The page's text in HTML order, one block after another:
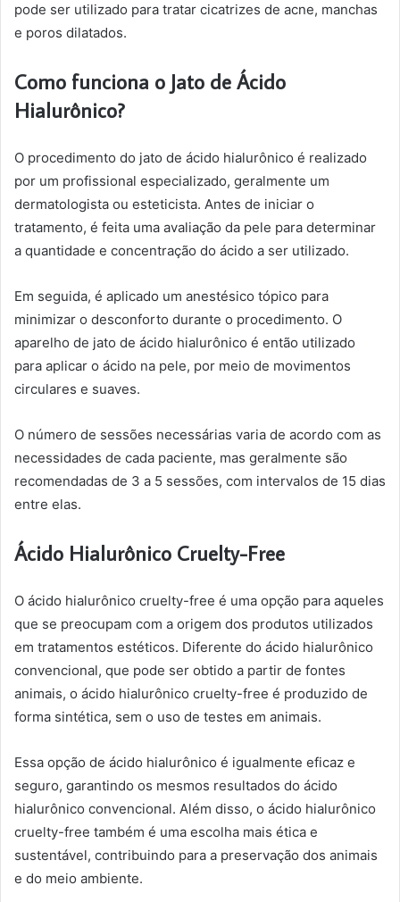
pode ser utilizado para tratar cicatrizes de acne, manchas
e poros dilatados.
Como funciona o Jato de Ácido
Hialurônico?
O procedimento do jato de ácido hialurônico é realizado
por um profissional especializado, geralmente um
dermatologista ou esteticista. Antes de iniciar o
tratamento, é feita uma avaliação da pele para determinar
a quantidade e concentração do ácido a ser utilizado.
Em seguida, é aplicado um anestésico tópico para
minimizar o desconforto durante o procedimento. O
aparelho de jato de ácido hialurônico é então utilizado
para aplicar o ácido na pele, por meio de movimentos
circulares e suaves.
O número de sessões necessárias varia de acordo com as
necessidades de cada paciente, mas geralmente são
recomendadas de 3 a 5 sessões, com intervalos de 15 dias
entre elas.
Ácido Hialurônico Cruelty-Free
O ácido hialurônico cruelty-free é uma opção para aqueles
que se preocupam com a origem dos produtos utilizados
em tratamentos estéticos. Diferente do ácido hialurônico
convencional, que pode ser obtido a partir de fontes
animais, o ácido hialurônico cruelty-free é produzido de
forma sintética, sem o uso de testes em animais.
Essa opção de ácido hialurônico é igualmente eficaz e
seguro, garantindo os mesmos resultados do ácido
hialurônico convencional. Além disso, o ácido hialurônico
cruelty-free também é uma escolha mais ética e
sustentável, contribuindo para a preservação dos animais
e do meio ambiente.